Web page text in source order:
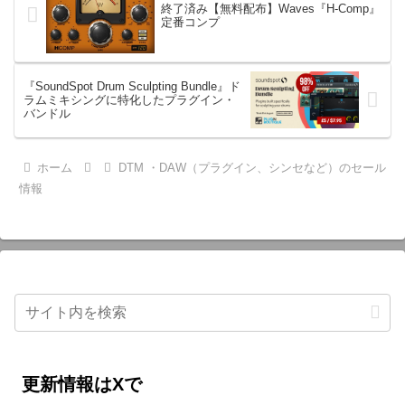
終了済み【無料配布】Waves『H-Comp』
定番コンプ
『SoundSpot Drum Sculpting Bundle』ド
ラムミキシングに特化したプラグイン・
バンドル
ホーム
DTM ・DAW（プラグイン、シンセなど）のセール
情報
更新情報はXで